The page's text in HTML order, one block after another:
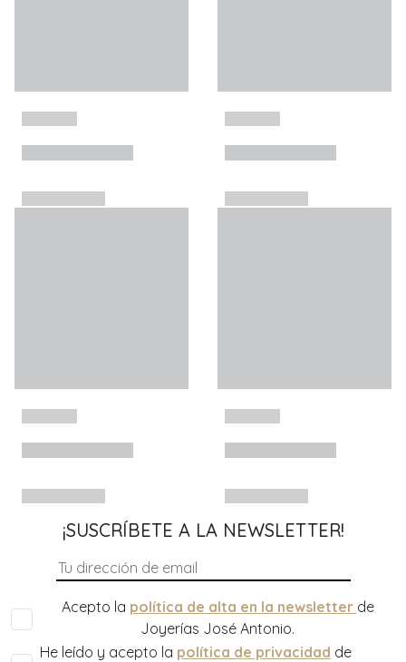
¡SUSCRÍBETE A LA NEWSLETTER!
Acepto la política de alta en la newsletter de
Joyerías José Antonio.
He leído y acepto la política de privacidad de